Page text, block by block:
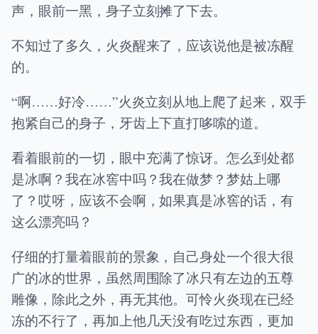
声，眼前一黑，身子立刻摊了下去。
不知过了多久，火炎醒来了，应该说他是被冻醒
的。
“啊……好冷……”火炎立刻从地上爬了起来，双手
抱紧自己的身子，牙齿上下直打哆嗦的道。
看着眼前的一切，眼中充满了惊讶。怎么到处都
是冰啊？我在冰窖中吗？我在做梦？梦姑上哪
了？哎呀，应该不会啊，如果真是冰窖的话，有
这么漂亮吗？
仔细的打量着眼前的景象，自己身处一个很大很
广的冰的世界，虽然周围除了冰只有左边的五尊
雕像，除此之外，再无其他。可怜火炎现在已经
冻的不行了，再加上他几天没有吃过东西，更加